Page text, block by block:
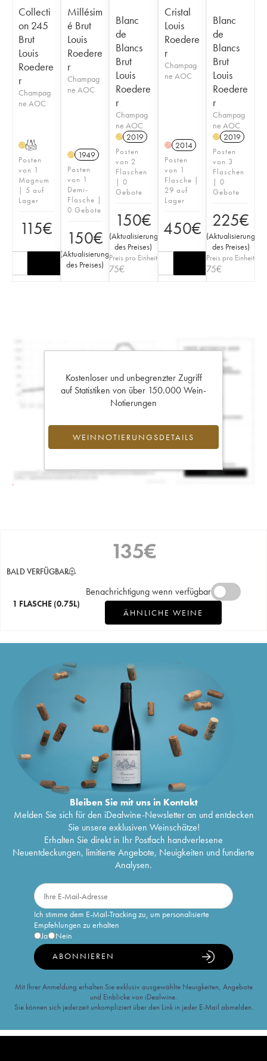
Collecti
on 245
Brut
Louis
Roedere
r
Champag
ne AOC
HT
Posten
von 1
Magnum
| 5 auf
Lager
115€
Millésim
é Brut
Louis
Roedere
r
Champag
ne AOC
H 1949
Posten
von 1
Demi-
Flasche |
0 Gebote
150€
(Aktualisierung
des Preises)
Blanc
de
Blancs
Brut
Louis
Roedere
r
Champag
ne AOC
H 2019
Posten
von 2
Flaschen
| 0
Gebote
150€
(Aktualisierung
des Preises)
Preis pro Einheit
75€
Cristal
Louis
Roedere
r
Champag
ne AOC
H 2014
Posten
von 1
Flasche |
29 auf
Lager
450€
Blanc
de
Blancs
Brut
Louis
Roedere
r
Champag
ne AOC
H 2019
Posten
von 3
Flaschen
| 0
Gebote
225€
(Aktualisierung
des Preises)
Preis pro Einheit
75€
Kostenloser und unbegrenzter Zugriff
auf Statistiken von über 150.000 Wein-
Notierungen
WEINNOTIERUNGSDETAILS
BALD VERFÜGBAR
135€
1 FLASCHE (0.75L)
Benachrichtigung wenn verfügbar
ÄHNLICHE WEINE
Bleiben Sie mit uns in Kontakt
Melden Sie sich für den iDealwine-Newsletter an und entdecken
Sie unsere exklusiven Weinschätze!
Erhalten Sie direkt in Ihr Postfach handverlesene
Neuentdeckungen, limitierte Angebote, Neuigkeiten und fundierte
Analysen.
Ich stimme dem E-Mail-Tracking zu, um personalisierte
Empfehlungen zu erhalten
Ja
Nein
ABONNIEREN
Mit Ihrer Anmeldung erhalten Sie exklusiv ausgewählte Neuigkeiten, Angebote
und Einblicke von iDealwine.
Sie können sich jederzeit unkompliziert über den Link in jeder E-Mail abmelden.